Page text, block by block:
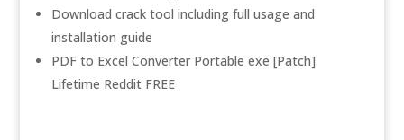
Download crack tool including full usage and
installation guide
PDF to Excel Converter Portable exe [Patch]
Lifetime Reddit FREE